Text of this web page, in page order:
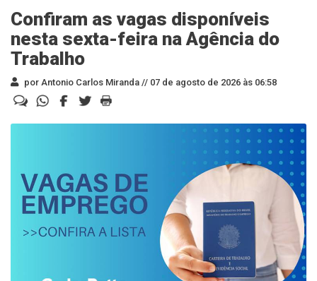
Confiram as vagas disponíveis
nesta sexta-feira na Agência do
Trabalho
por Antonio Carlos Miranda // 07 de agosto de 2026 às 06:58